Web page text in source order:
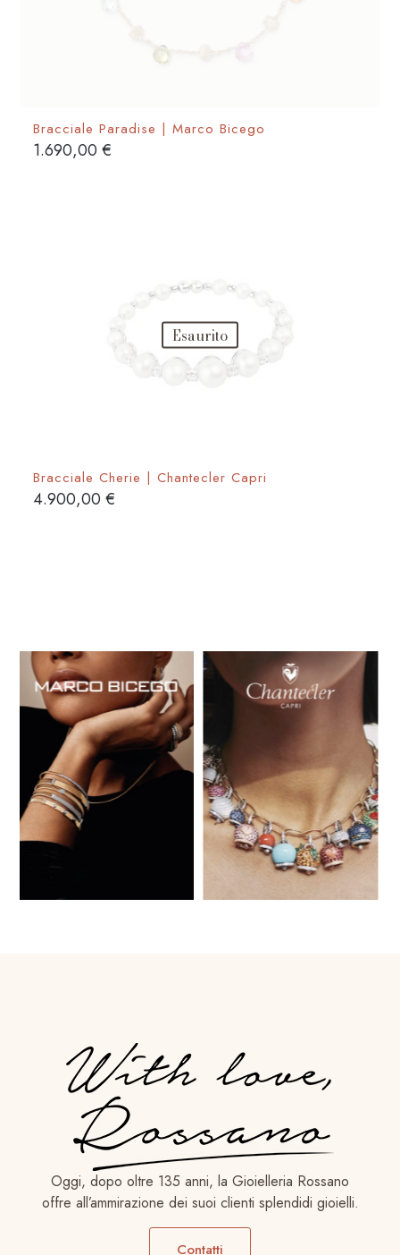
Bracciale Paradise | Marco Bicego
1.690,00€
Esaurito
Bracciale Cherie | Chantecler Capri
4.900,00€
Oggi, dopo oltre 135 anni, la Gioielleria Rossano
offre all’ammirazione dei suoi clienti splendidi gioielli.
Contatti